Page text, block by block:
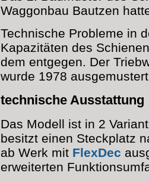
Waggonbau Bautzen
Technische Probleme in
Kapazitäten des
dem entgegen. Der
wurde 1978
technische Ausstattung
Das Modell ist in 2
besitzt einen Steckplatz
ab Werk mit FlexDec
erweiterten